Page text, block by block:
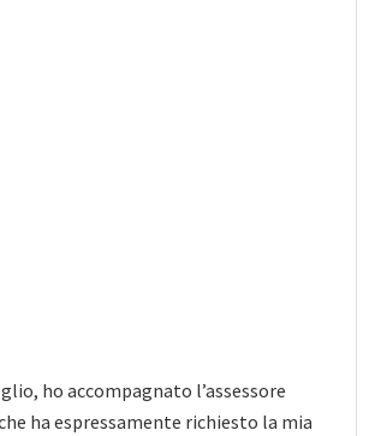
ho accompagnato l’assessore
ha espressamente richiesto la mia